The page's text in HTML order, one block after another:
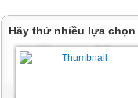
Hãy thử nhiều lựa chọn